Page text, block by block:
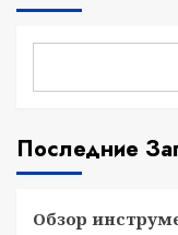
Последние
Обзор